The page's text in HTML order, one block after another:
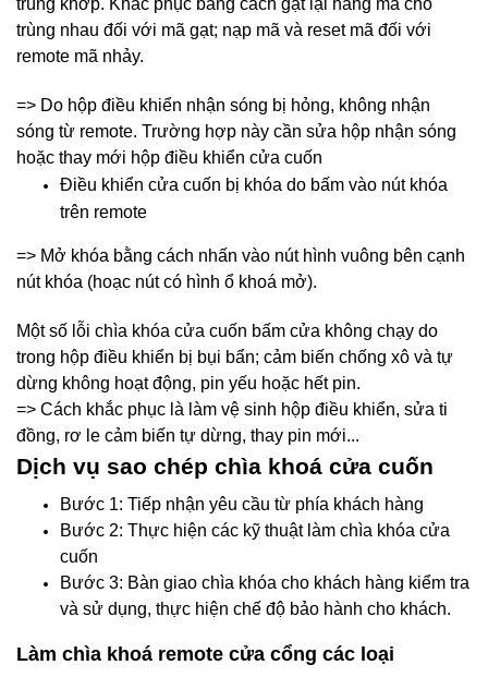
trùng khớp. Khắc phục bằng cách gạt lại hàng mã cho
trùng nhau đối với mã gạt; nạp mã và reset mã đối với
remote mã nhảy.
=> Do hộp điều khiển nhận sóng bị hỏng, không nhận
sóng từ remote. Trường hợp này cần sửa hộp nhận sóng
hoặc thay mới hộp điều khiển cửa cuốn
Điều khiển cửa cuốn bị khóa do bấm vào nút khóa
trên remote
=> Mở khóa bằng cách nhấn vào nút hình vuông bên cạnh
nút khóa (hoạc nút có hình ổ khoá mở).
Một số lỗi chìa khóa cửa cuốn bấm cửa không chạy do
trong hộp điều khiển bị bụi bẩn; cảm biến chống xô và tự
dừng không hoạt động, pin yếu hoặc hết pin.
=> Cách khắc phục là làm vệ sinh hộp điều khiển, sửa ti
đồng, rơ le cảm biến tự dừng, thay pin mới...
Dịch vụ sao chép chìa khoá cửa cuốn
Bước 1: Tiếp nhận yêu cầu từ phía khách hàng
Bước 2: Thực hiện các kỹ thuật làm chìa khóa cửa
cuốn
Bước 3: Bàn giao chìa khóa cho khách hàng kiểm tra
và sử dụng, thực hiện chế độ bảo hành cho khách.
Làm chìa khoá remote cửa cổng các loại